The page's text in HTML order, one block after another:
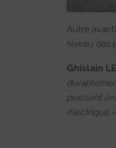
Autre
niveau des
Ghislain
puissent
électrique ».